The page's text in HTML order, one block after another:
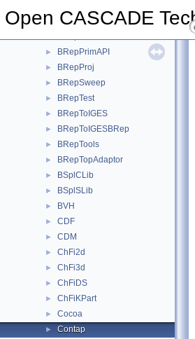
Open CASCADE
BRepPreviewAPI
► BRepPrimAPI
► BRepProj
► BRepSweep
► BRepTest
► BRepToIGES
► BRepToIGESBRep
► BRepTools
► BRepTopAdaptor
► BSplCLib
► BSplSLib
► BVH
► CDF
► CDM
► ChFi2d
► ChFi3d
► ChFiDS
► ChFiKPart
► Cocoa
► Contap